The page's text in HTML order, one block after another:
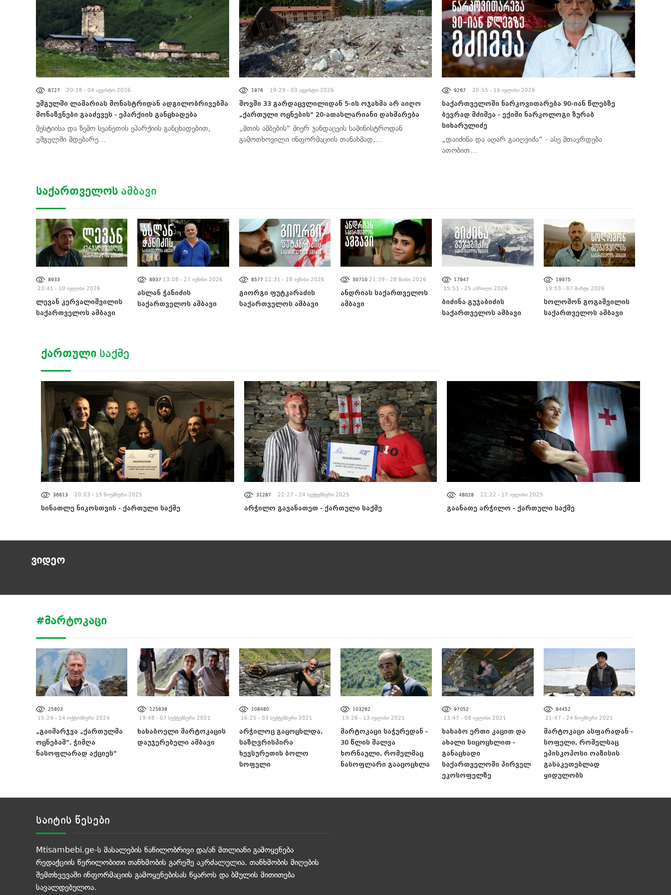
8727 20:18 - 04 აგვისტო 2026
უშგულში ლამარიას მონასტრიდან ადგილობრივებმა
მონაზვნები გააძევეს - ეპარქიის განცხადება
მესტიისა და ზემო სვანეთის ეპარქიის განცხადებით,
უშგულში მდებარე…
1976 19:29 - 03 აგვისტო 2026
შოვში 33 გარდაცვლილიდან 5-ის ოჯახმა არ აიღო
„ქართული ოცნების“ 20-ათასლარიანი დახმარება
„მთის ამბების“ მიერ ჯანდაცვის სამინისტროდან
გამოთხოვილი ინფორმაციის თანახმად,…
9267 20:55 - 16 ივლისი 2026
საქართველოში ნარკოვითარება 90-იან წლებზე
ბევრად მძიმეა - ექიმი ნარკოლოგი ზურაბ
სიხარულიძე
„დაიძინა და აღარ გაიღვიძა“ - ასე მთავრდება
ათობით…
ᲡᲐᲥᲐᲠᲗᲕᲔᲚᲝᲡ ᲐᲛᲑᲐᲕᲘ
8933
23:41 - 10 ივლისი 2026
ლევან კერვალიშვილის
საქართველოს ამბავი
8937 13:08 - 27 ივნისი 2026
ასლან ჭანიძის
საქართველოს ამბავი
8577 22:31 - 18 ივნისი 2026
გიორგი ფუტკარაძის
საქართველოს ამბავი
30710 21:39 - 28 მაისი 2026
ანდრიას საქართველოს
ამბავი
17947
15:51 - 25 აპრილი 2026
ბიძინა გუჯაბიძის
საქართველოს ამბავი
19975
19:53 - 07 მარტი 2026
სოლომონ გოგაშვილის
საქართველოს ამბავი
ᲥᲐᲠᲗᲣᲚᲘ ᲡᲐᲥᲛᲔ
36613 20:03 - 15 ნოემბერი 2025
სინათლე ნიკოსთვის - ქართული საქმე
31287 22:27 - 24 სექტემბერი 2025
არჭილო გავანათეთ - ქართული საქმე
48028 22:22 - 17 ივლისი 2025
გაანათე არჭილო - ქართული საქმე
ვიდეო
#ᲛᲐᲠᲢᲝᲙᲐᲪᲘ
25803
15:24 - 14 ოქტომბერი 2024
„გაიმარჯვა „ქართულმა
ოცნებამ“, ჭიმღა
ნასოფლარად აქციეს“
125838
19:48 - 07 სექტემბერი 2021
ხახაბოელი მარტოკაცის
დაუჯერებელი ამბავი
108480
16:25 - 03 სექტემბერი 2021
არჭილოც გაცოცხლდა,
საზღვრისპირა
ხევსურეთის ბოლო
სოფელი
103262
19:26 - 13 ივლისი 2021
მარტოკაცი საჭურედან -
30 წლის შალვა
ხორნაული, რომელმაც
ნასოფლარი გააცოცხლა
97052
13:47 - 08 ივლისი 2021
ხახაბო ერთი კაცით და
ახალი სიცოცხლით -
განაცხადი
საქართველოში პირველ
ეკოსოფელზე
84452
21:47 - 24 ნოემბერი 2021
მარტოკაცი ასფარადან -
სოფელი, რომელსაც
ეპისკოპოსი ოაზისის
გასაკეთებლად
ყიდულობს
საიტის წესები
Mtisambebi.ge-ს მასალების ნაწილობრივი და/ან მთლიანი გამოყენება
რედაქციის წერილობითი თანხმობის გარეშე აკრძალულია. თანხმობის მიღების
შემთხვევაში ინფორმაციის გამოყენებისას წყაროს და ბმულის მითითება
სავალდებულოა.